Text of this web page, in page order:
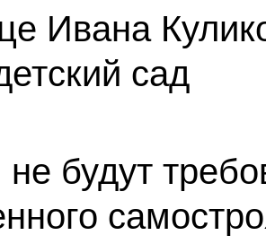
Ивана
сад
не будут